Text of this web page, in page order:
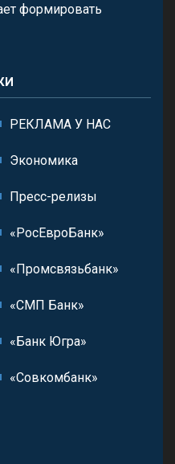
формировать
РЕКЛАМА У НАС
Экономика
Пресс-релизы
«РосЕвроБанк»
«Промсвязьбанк»
«СМП Банк»
«Банк Югра»
«Совкомбанк»